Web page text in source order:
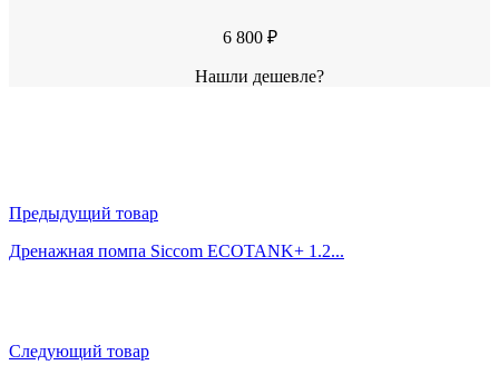
6 800 ₽
Нашли дешевле?
Предыдущий товар
Дренажная помпа Siccom ECOTANK+ 1.2...
Следующий товар